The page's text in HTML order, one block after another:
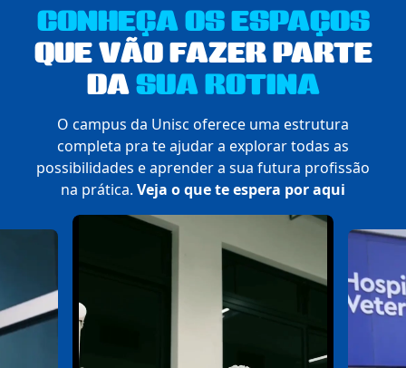
CONHEÇA OS ESPAÇOS
QUE VÃO FAZER PARTE
DASUA ROTINA
O campus da Unisc oferece uma estrutura
completa pra te ajudar a explorar todas as
possibilidades e aprender a sua futura profissão
na prática. Veja o que te espera por aqui